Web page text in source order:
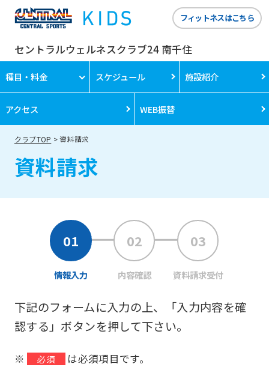
セントラルウェルネスクラブ24 南千住
フィットネスはこちら
種目・料金 スケジュール 施設紹介
アクセス WEB振替
クラブTOP 資料請求
資料請求
情報入力 内容確認 資料請求受付
下記のフォームに入力の上、「入力内容を確
認する」ボタンを押して下さい。
※ 必須
は必須項目です。